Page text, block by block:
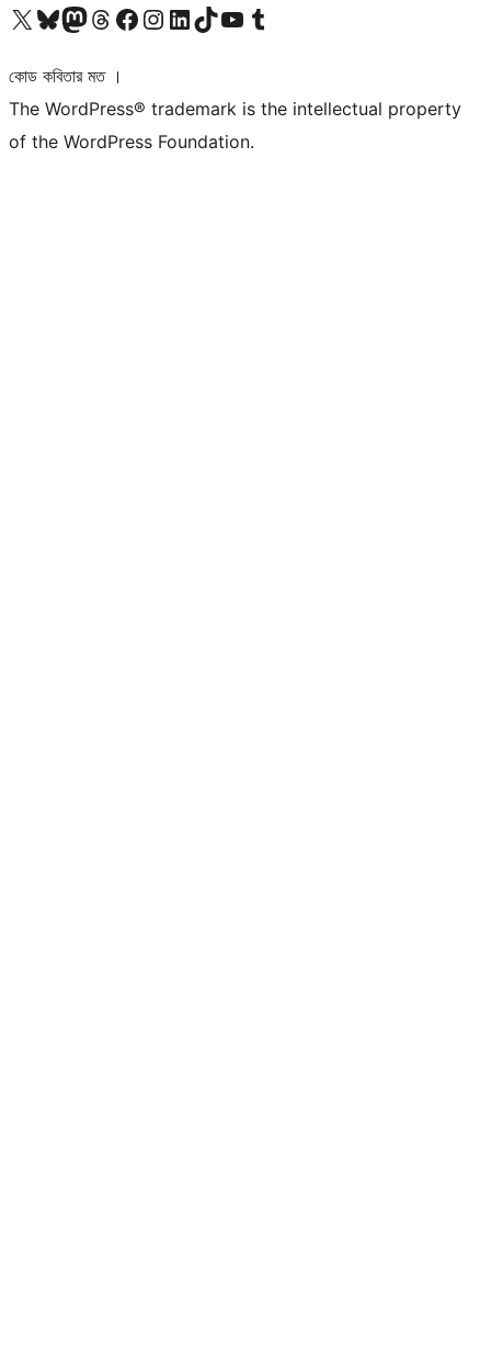
আমাদের X (আগের টুইটার) অ্যাকাউন্টে যানআমাদের Bluesky অ্যাকাউন্টটি দেখুনআমাদের মাস্টোডন অ্যাকাউন্টটি দেখুনআমাদের থ্রেডস অ্যাকাউন্টটি দেখুনআমাদের ফেসবুক পেজ দেখুনআমাদের ইন্সটাগ্রাম অ্যাকাউন্ট দেখুনআমাদের লিঙ্কডইন অ্যাকাউন্টে যানআমাদের TikTok অ্যাকাউন্টটি দেখুনআমাদের ইউটিউব চ্যানেলে যান আমাদের টাম্বলার অ্যাকাউন্ট দেখুন
কোড কবিতার মত ।
The WordPress® trademark is the intellectual property
of the WordPress Foundation.